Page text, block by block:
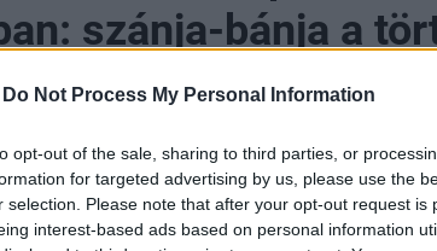
Do Not Process My Personal Information
opt-out of the sale, sharing to third parties, or
for targeted advertising by us, please use the
selection. Please note that after your opt-out request is
interest-based ads based on personal information
szánja-bánja a
embere
szerdán az X közösségi